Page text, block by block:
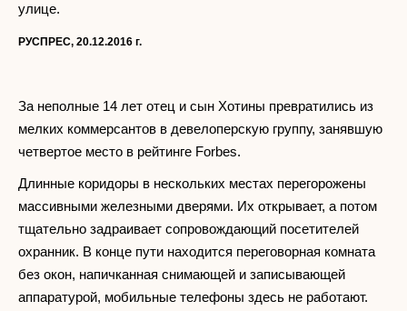
улице.
РУСПРЕС, 20.12.2016 г.
За неполные 14 лет отец и сын Хотины превратились из
мелких коммерсантов в девелоперскую группу, занявшую
четвертое место в рейтинге Forbes.
Длинные коридоры в нескольких местах перегорожены
массивными железными дверями. Их открывает, а потом
тщательно задраивает сопровождающий посетителей
охранник. В конце пути находится переговорная комната
без окон, напичканная снимающей и записывающей
аппаратурой, мобильные телефоны здесь не работают.